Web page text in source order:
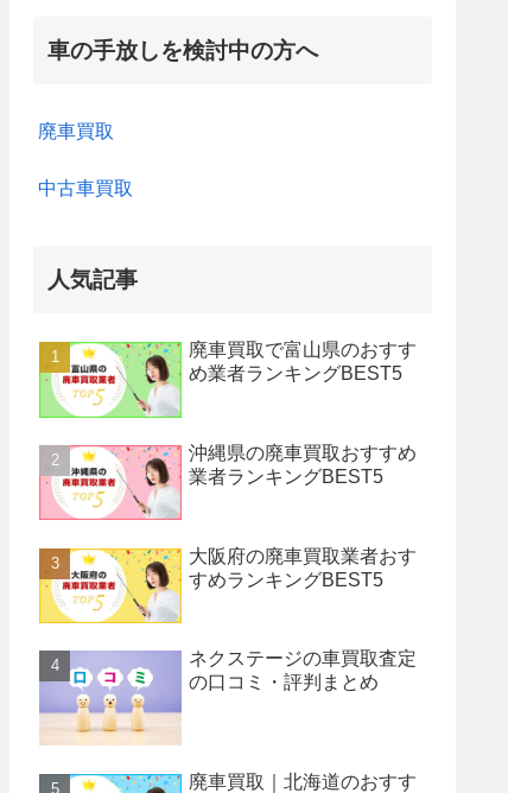
車の手放しを検討中の方へ
廃車買取
中古車買取
人気記事
廃車買取で富山県のおすす
め業者ランキングBEST5
沖縄県の廃車買取おすすめ
業者ランキングBEST5
大阪府の廃車買取業者おす
すめランキングBEST5
ネクステージの車買取査定
の口コミ・評判まとめ
廃車買取｜北海道のおすす